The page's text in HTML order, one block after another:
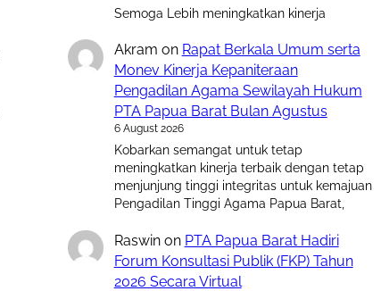
Semoga Lebih meningkatkan kinerja
Akram on Rapat Berkala Umum serta
Monev Kinerja Kepaniteraan
Pengadilan Agama Sewilayah Hukum
PTA Papua Barat Bulan Agustus
6 August 2026
Kobarkan semangat untuk tetap
meningkatkan kinerja terbaik dengan tetap
menjunjung tinggi integritas untuk kemajuan
Pengadilan Tinggi Agama Papua Barat,
Raswinon PTA Papua Barat Hadiri
Forum Konsultasi Publik (FKP) Tahun
2026 Secara Virtual